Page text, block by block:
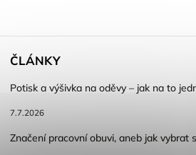
ČLÁNKY
Potisk a výšivka na oděvy – jak na to
7.7.2026
Značení pracovní obuvi, aneb jak vybrat